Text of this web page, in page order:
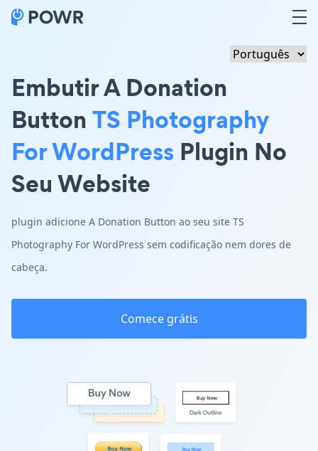
Embutir A Donation
ButtonTS Photography
For WordPress Plugin No
Seu Website
plugin adicione A Donation Button ao seu site TS
Photography For WordPress sem codificação nem dores de
cabeça.
Comece grátis